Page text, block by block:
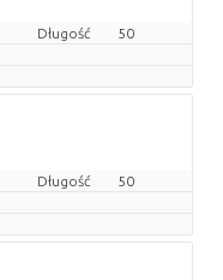
Długość
50
Długość
50